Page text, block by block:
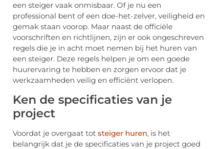
een steiger vaak onmisbaar. Of je nu een
professional bent of een doe-het-zelver, veiligheid en
gemak staan voorop. Maar naast de officiële
voorschriften en richtlijnen, zijn er ook ongeschreven
regels die je in acht moet nemen bij het huren van
een steiger. Deze regels helpen je om een goede
huurervaring te hebben en zorgen ervoor dat je
werkzaamheden veilig en efficiënt verlopen.
Ken de specificaties van je
project
Voordat je overgaat tot steiger huren, is het
belangrijk dat je de specificaties van je project goed